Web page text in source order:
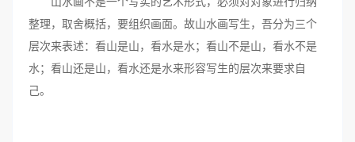
整理，取舍概括，要组织画面。故山水画写生，吾分为三个
层次来表述：看山是山，看水是水；看山不是山，看水不是
水；看山还是山，看水还是水来形容写生的层次来要求自
己。